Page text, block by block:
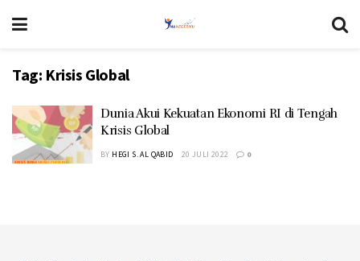
Tag: Krisis Global
Dunia Akui Kekuatan Ekonomi RI di Tengah
Krisis Global
BY HEGI S. AL QABID 20 JULI 2022 0